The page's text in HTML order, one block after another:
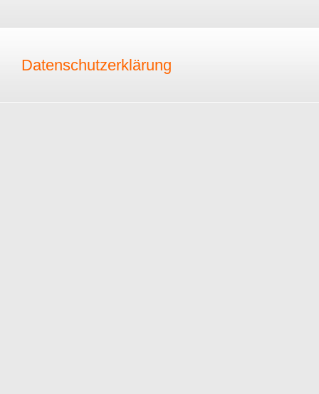
Datenschutzerklärung